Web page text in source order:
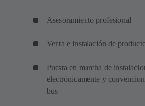
Asesoramiento profesional
Venta e instalación de
Puesta en marcha de
electrónicamente y
bus